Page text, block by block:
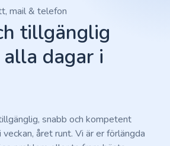
mail & telefon
tillgänglig
dagar i
snabb och kompetent
året runt. Vi är er förlängda